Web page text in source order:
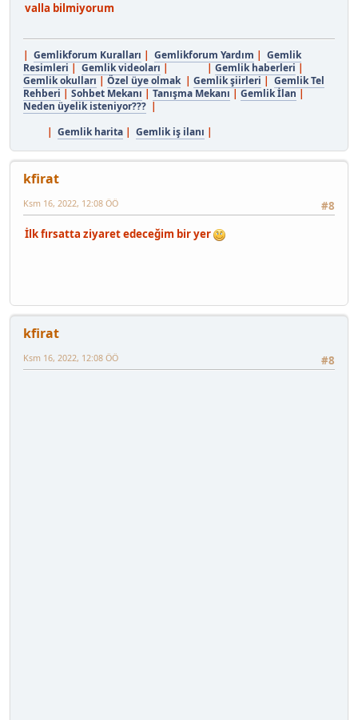
valla bilmiyorum
| Gemlikforum Kuralları | Gemlikforum Yardım | Gemlik
Resimleri | Gemlik videoları | | Gemlik haberleri |
Gemlik okulları | Özel üye olmak| Gemlik şiirleri | Gemlik Tel
Rehberi | Sohbet Mekanı | Tanışma Mekanı | Gemlik İlan |
Neden üyelik isteniyor??? |
| Gemlik harita | Gemlik iş ilanı |
kfirat
#8
Ksm 16, 2022, 12:08 ÖÖ
İlk fırsatta ziyaret edeceğim bir yer
kfirat
#8
Ksm 16, 2022, 12:08 ÖÖ